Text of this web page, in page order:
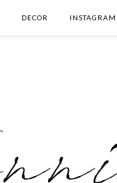
DECOR INSTAGRAM